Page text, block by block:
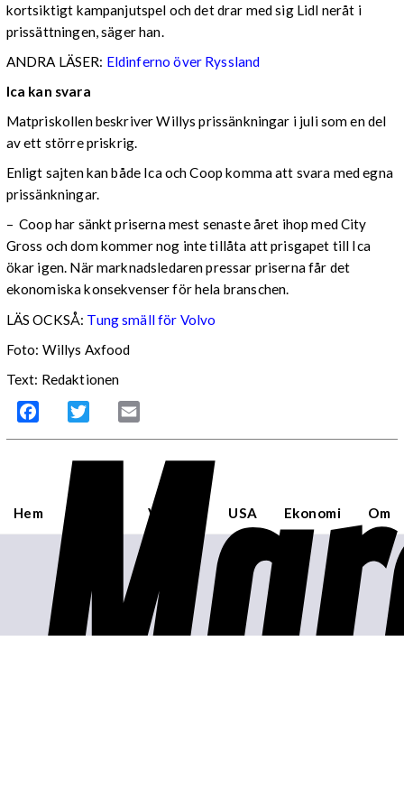
kortsiktigt kampanjutspel och det drar med sig Lidl neråt i
prissättningen, säger han.
ANDRA LÄSER: Eldinferno över Ryssland
Ica kan svara
Matpriskollen beskriver Willys prissänkningar i juli som en del
av ett större priskrig.
Enligt sajten kan både Ica och Coop komma att svara med egna
prissänkningar.
– Coop har sänkt priserna mest senaste året ihop med City
Gross och dom kommer nog inte tillåta att prisgapet till Ica
ökar igen. När marknadsledaren pressar priserna får det
ekonomiska konsekvenser för hela branschen.
LÄS OCKSÅ: Tung smäll för Volvo
Foto: Willys Axfood
Text: Redaktionen
Facebook Twitter
Hem Världen USA Ekonomi Om